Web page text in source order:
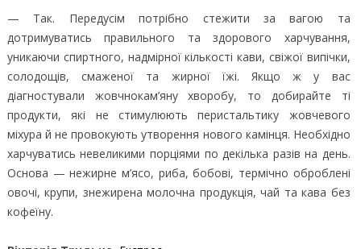
— Так. Передусім потрібно стежити за вагою та
дотримуватись правильного та здорового харчування,
уникаючи спиртного, надмірної кількості кави, свіжої випічки,
солодощів, смаженої та жирної їжі. Якщо ж у вас
діагностували жовчнокам’яну хворобу, то добирайте ті
продукти, які не стимулюють перистальтику жовчевого
міхура й не провокують утворення нового камінця. Необхідно
харчуватись невеликими порціями по декілька разів на день.
Основа — нежирне м’ясо, риба, бобові, термічно оброблені
овочі, крупи, знежирена молочна продукція, чай та кава без
кофеїну.